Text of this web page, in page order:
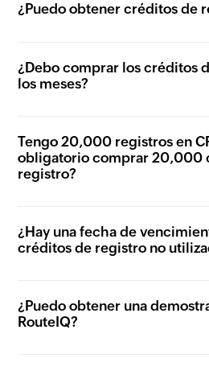
¿Puedo obtener créditos de
¿Debo comprar los créditos
los meses?
Tengo 20,000 registros en
obligatorio comprar 20,000
registro?
¿Hay una fecha de
créditos de registro no
¿Puedo obtener una
RouteIQ?